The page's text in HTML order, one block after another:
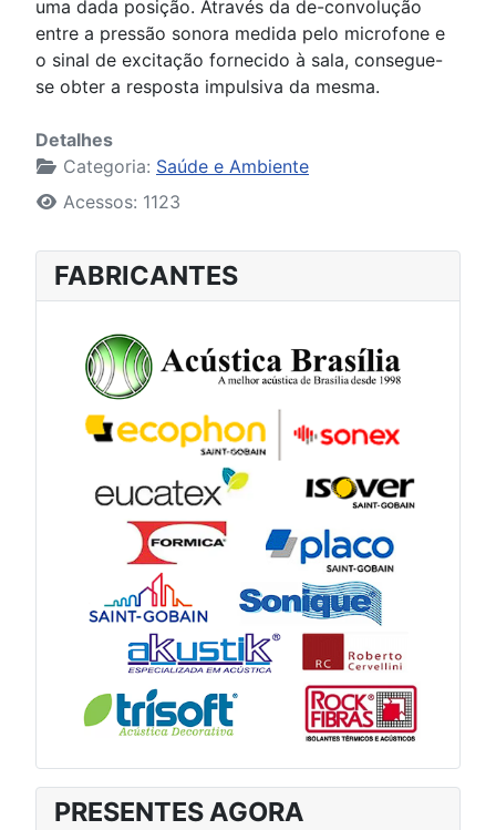
uma dada posição. Através da de-convolução
entre a pressão sonora medida pelo microfone e
o sinal de excitação fornecido à sala, consegue-
se obter a resposta impulsiva da mesma.
Detalhes
Categoria: Saúde e Ambiente
Acessos: 1123
FABRICANTES
PRESENTES AGORA